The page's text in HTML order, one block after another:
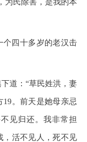
为民除害，是我的本
个四十多岁的老汉击
道：“草民姓洪，妻
。前天是她母亲忌
见归还。我非常担
，活不见人，死不见